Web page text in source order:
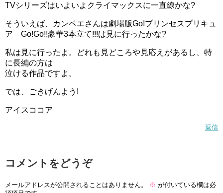
TVシリーズはいよいよクライマックスに一直線かな?
そういえば、カンベエさんは劇場版Go!プリンセスプリキュ
ア Go!Go!!豪華3本立て!!!は見に行ったかな?
私は見に行ったよ。どれも見どころや見応えがあるし、特
に長編の方は
泣ける作品ですよ。
では、ごきげんよう!
アイスココア
返信
コメントをどうぞ
メールアドレスが公開されることはありません。 ※ が付いている欄は必